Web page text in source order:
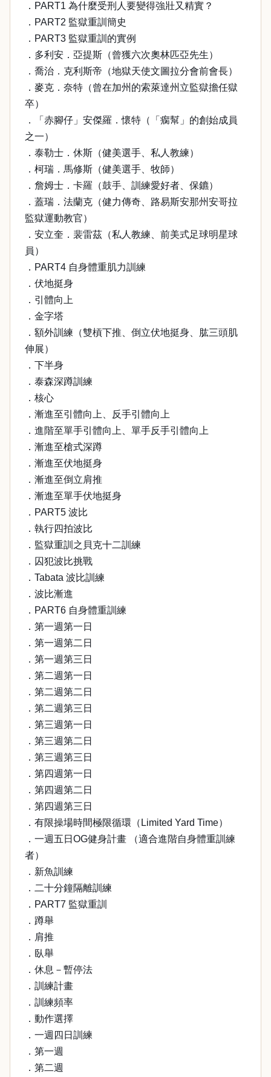
．PART1 為什麼受刑人要變得強壯又精實？
．PART2 監獄重訓簡史
．PART3 監獄重訓的實例
．多利安．亞提斯（曾獲六次奧林匹亞先生）
．喬治．克利斯帝（地獄天使文圖拉分會前會長）
．麥克．奈特（曾在加州的索萊達州立監獄擔任獄
卒）
．「赤腳仔」安傑羅．懷特（「瘸幫」的創始成員
之一）
．泰勒士．休斯（健美選手、私人教練）
．柯瑞．馬修斯（健美選手、牧師）
．詹姆士．卡羅（鼓手、訓練愛好者、保鑣）
．蓋瑞．法蘭克（健力傳奇、路易斯安那州安哥拉
監獄運動教官）
．安立奎．裴雷茲（私人教練、前美式足球明星球
員）
．PART4 自身體重肌力訓練
．伏地挺身
．引體向上
．金字塔
．額外訓練（雙槓下推、倒立伏地挺身、肱三頭肌
伸展）
．下半身
．泰森深蹲訓練
．核心
．漸進至引體向上、反手引體向上
．進階至單手引體向上、單手反手引體向上
．漸進至槍式深蹲
．漸進至伏地挺身
．漸進至倒立肩推
．漸進至單手伏地挺身
．PART5 波比
．執行四拍波比
．監獄重訓之貝克十二訓練
．囚犯波比挑戰
．Tabata 波比訓練
．波比漸進
．PART6 自身體重訓練
．第一週第一日
．第一週第二日
．第一週第三日
．第二週第一日
．第二週第二日
．第二週第三日
．第三週第一日
．第三週第二日
．第三週第三日
．第四週第一日
．第四週第二日
．第四週第三日
．有限操場時間極限循環（Limited Yard Time）
．一週五日OG健身計畫 （適合進階自身體重訓練
者）
．新魚訓練
．二十分鐘隔離訓練
．PART7 監獄重訓
．蹲舉
．肩推
．臥舉
．休息－暫停法
．訓練計畫
．訓練頻率
．動作選擇
．一週四日訓練
．第一週
．第二週